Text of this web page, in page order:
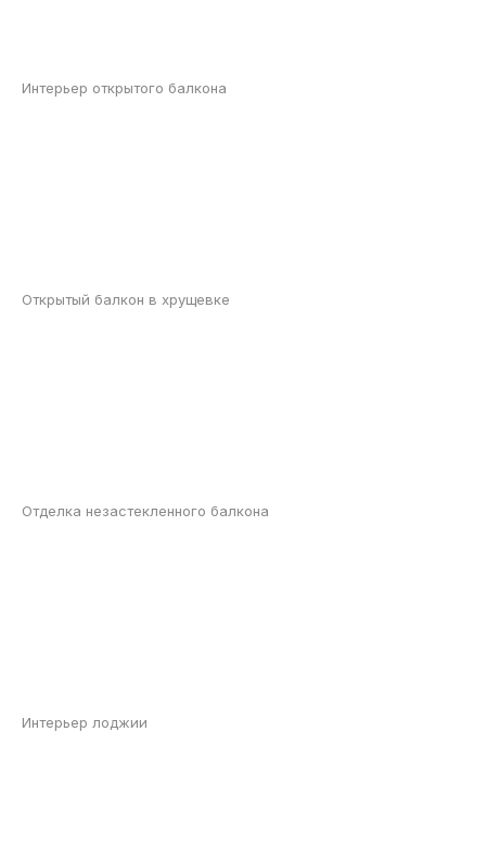
Интерьер открытого балкона
Открытый балкон в хрущевке
Отделка незастекленного балкона
Интерьер лоджии